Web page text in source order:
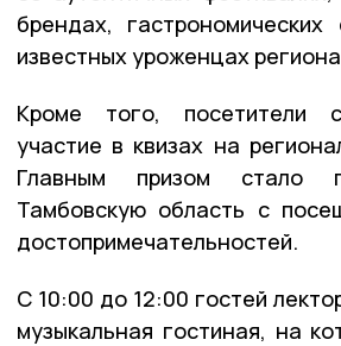
брендах, гастрономических
известных уроженцах
Кроме того, посетители
участие в квизах на
Главным призом стало
Тамбовскую область с
достопримечательностей.
С 10:00 до 12:00 гостей
музыкальная гостиная, на